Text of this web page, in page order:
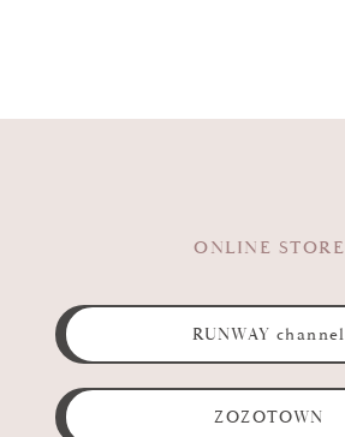
ONLINE STORE
RUNWAY channel
ZOZOTOWN